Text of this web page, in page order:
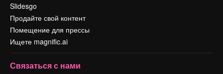
Slidesgo
Продайте свой контент
Помещение для прессы
Ищете magnific.ai
Связаться с нами